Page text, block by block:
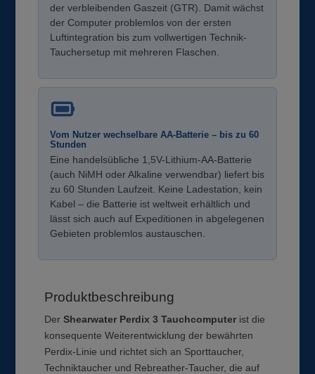
der verbleibenden Gaszeit (GTR). Damit wächst
der Computer problemlos von der ersten
Luftintegration bis zum vollwertigen Technik-
Tauchersetup mit mehreren Flaschen.
Vom Nutzer wechselbare AA-Batterie – bis zu 60
Stunden
Eine handelsübliche 1,5V-Lithium-AA-Batterie
(auch NiMH oder Alkaline verwendbar) liefert bis
zu 60 Stunden Laufzeit. Keine Ladestation, kein
Kabel – die Batterie ist weltweit erhältlich und
lässt sich auch auf Expeditionen in abgelegenen
Gebieten problemlos austauschen.
Produktbeschreibung
DerShearwater Perdix 3 Tauchcomputer ist die
konsequente Weiterentwicklung der bewährten
Perdix-Linie und richtet sich an Sporttaucher,
Techniktaucher und Rebreather-Taucher, die auf